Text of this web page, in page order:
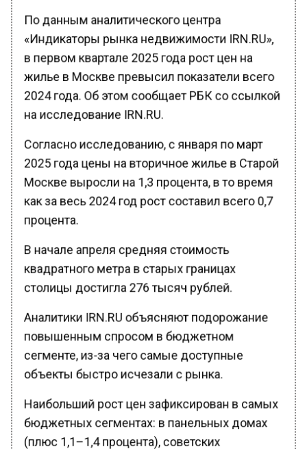
По данным аналитического центра
«Индикаторы рынка недвижимости IRN.RU»,
в первом квартале 2025 года рост цен на
жилье в Москве превысил показатели всего
2024 года. Об этом сообщает РБК со ссылкой
на исследование IRN.RU.
Согласно исследованию, с января по март
2025 года цены на вторичное жилье в Старой
Москве выросли на 1,3 процента, в то время
как за весь 2024 год рост составил всего 0,7
процента.
В начале апреля средняя стоимость
квадратного метра в старых границах
столицы достигла 276 тысяч рублей.
Аналитики IRN.RU объясняют подорожание
повышенным спросом в бюджетном
сегменте, из-за чего самые доступные
объекты быстро исчезали с рынка.
Наибольший рост цен зафиксирован в самых
бюджетных сегментах: в панельных домах
(плюс 1,1–1,4 процента), советских